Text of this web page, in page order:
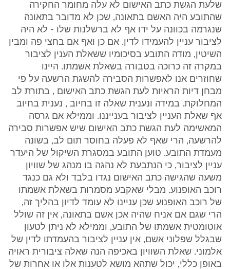
שלעת הגשת כתב האישום לא עלה מחומר החקירה
שהתובע היה האשם בתאונה, שכן לא מדובר בתאונה
שנגרמה בכוונה על ידו אף לא ברשלנות שלו - לא היה
לציבור עניין להעמידו לדין. אם כן ואף אם בחצי פה ומבין
השיטין, מודה התובע בסיכומיו ששאלת הענין לציבור
במקרה זה כרוכה בטבורה בשאלת אשמתו. היינו
שחוזרים אנו לאפשרות הסבירה להשגת הרשעה על פי
מבחן דיות הראיות לעת הגשת כתב האישום , בתורת לב
המחלוקת. במידה ונענית שאלה זו בחיוב , נענית בחיוב
אף שאלת העניין לציבור בענייננו. וממילא אם גרסה
המאשימה לעת הגשת כתב האישום שיש אפשרות סבירה
להרשעה, הרי שאף לא פעלה בחוסר תום לב, בשונה
מעמדת התובע. טוען התובע במסגרת השיקול של היעדר
עניין לציבור, כי הנתבעת לא נהגה בו מנהג של שוויון
משעה שהגישה כתב האישום נגדו בלבד ולא גם כנגד
רוכב האופנוע. מבלי שאקבע מסמרות בשאלת אשמתו
של רוכב האופנוע שכן עניינו לא עומד לדיון בהליך זה,
הרי שגם אם אניח שהיה אכן אשם בתאונה, אין זה שולל
אוטומטית אשמתו של התובע, וממילא לא ניתן לטעון
שבגלל שפלוני אשם, אין עניין לציבור בהעמדתו לדין של
אלמוני. שאלת השוויון באכיפה הנה שאלה ציבורית ראויה
באופן כללי, יכול שתהא מושא לטענות אלו או אחרות של